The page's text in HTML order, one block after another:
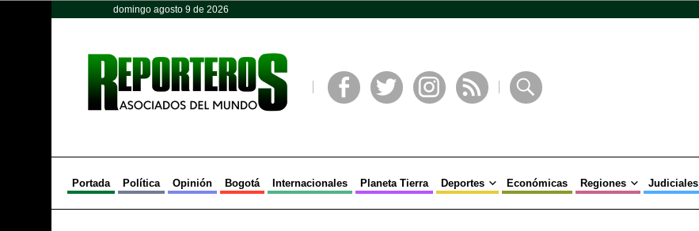
domingo agosto 9 de 2026
Portada Política Opinión Bogotá Internacionales Planeta Tierra Deportes Económicas Regiones Judiciales
Opinión Política